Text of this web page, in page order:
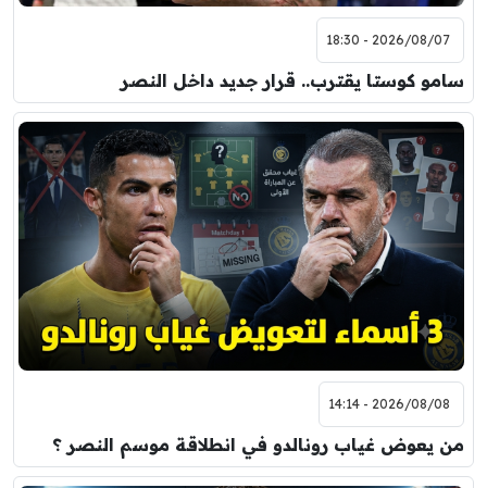
2026/08/07 - 18:30
سامو كوستا يقترب.. قرار جديد داخل النصر
2026/08/08 - 14:14
من يعوض غياب رونالدو في انطلاقة موسم النصر ؟